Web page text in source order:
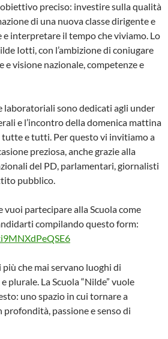
obiettivo preciso: investire sulla qualità
di una nuova classe dirigente e
e interpretare il tempo che viviamo. Lo
Iotti, con l’ambizione di coniugare
visione nazionale, competenze e
laboratoriali sono dedicati agli under
e l’incontro della domenica mattina
e tutti. Per questo vi invitiamo a
preziosa, anche grazie alla
del PD, parlamentari, giornalisti
pubblico.
vuoi partecipare alla Scuola come
compilando questo form:
che mai servano luoghi di
plurale. La Scuola “Nilde” vuole
uno spazio in cui tornare a
passione e senso di